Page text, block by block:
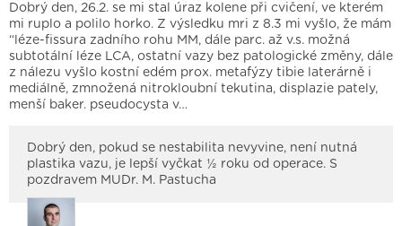
Dobrý den, 26.2. se mi stal úraz kolene při cvičení, ve kterém
mi ruplo a polilo horko. Z výsledku mri z 8.3 mi vyšlo, že mám
“léze-fissura zadního rohu MM, dále parc. až v.s. možná
subtotální léze LCA, ostatní vazy bez patologické změny, dále
z nálezu vyšlo kostní edém prox. metafýzy tibie laterárně i
mediálně, zmnožená nitrokloubní tekutina, displazie pately,
menší baker. pseudocysta v…
Dobrý den, pokud se nestabilita nevyvine, není nutná
plastika vazu, je lepší vyčkat ½ roku od operace. S
pozdravem MUDr. M. Pastucha